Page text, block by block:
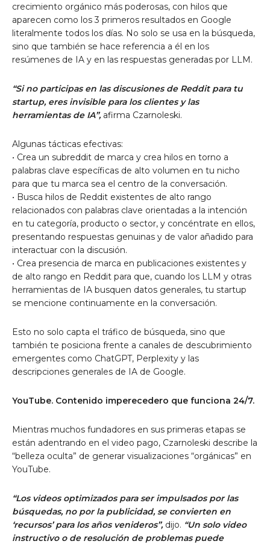
crecimiento orgánico más poderosas, con hilos que
aparecen como los 3 primeros resultados en Google
literalmente todos los días. No solo se usa en la búsqueda,
sino que también se hace referencia a él en los
resúmenes de IA y en las respuestas generadas por LLM.
“Si no participas en las discusiones de Reddit para tu
startup, eres invisible para los clientes y las
herramientas de IA”,afirma Czarnoleski.
Algunas tácticas efectivas:
• Crea un subreddit de marca y crea hilos en torno a
palabras clave específicas de alto volumen en tu nicho
para que tu marca sea el centro de la conversación.
• Busca hilos de Reddit existentes de alto rango
relacionados con palabras clave orientadas a la intención
en tu categoría, producto o sector, y concéntrate en ellos,
presentando respuestas genuinas y de valor añadido para
interactuar con la discusión.
• Crea presencia de marca en publicaciones existentes y
de alto rango en Reddit para que, cuando los LLM y otras
herramientas de IA busquen datos generales, tu startup
se mencione continuamente en la conversación.
Esto no solo capta el tráfico de búsqueda, sino que
también te posiciona frente a canales de descubrimiento
emergentes como ChatGPT, Perplexity y las
descripciones generales de IA de Google.
YouTube. Contenido imperecedero que funciona 24/7.
Mientras muchos fundadores en sus primeras etapas se
están adentrando en el video pago, Czarnoleski describe la
“belleza oculta” de generar visualizaciones “orgánicas” en
YouTube.
“Los videos optimizados para ser impulsados ​​por las
búsquedas, no por la publicidad, se convierten en
‘recursos’ para los años venideros”,dijo. “Un solo video
instructivo o de resolución de problemas puede